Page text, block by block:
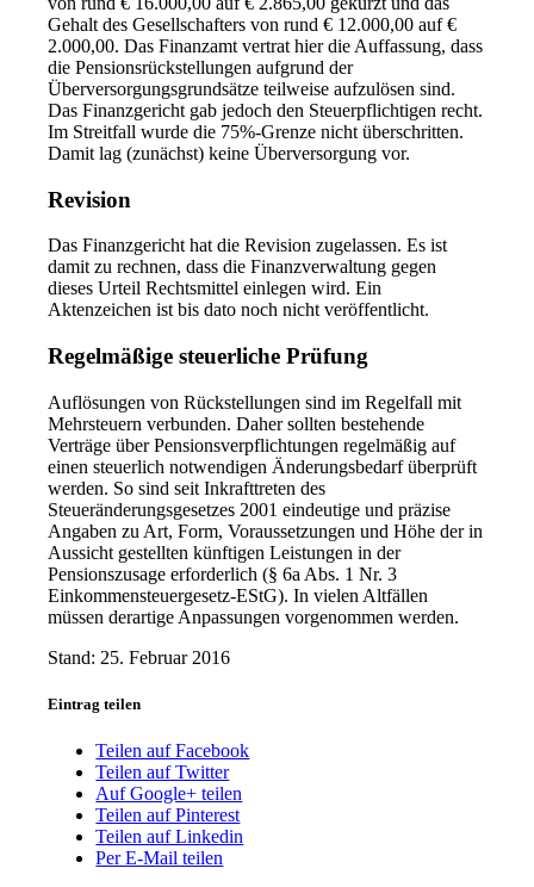
Gehalt des Gesellschafters von rund € 12.000,00 auf €
2.000,00. Das Finanzamt vertrat hier die Auffassung, dass
die Pensionsrückstellungen aufgrund der
Überversorgungsgrundsätze teilweise aufzulösen sind.
Das Finanzgericht gab jedoch den Steuerpflichtigen recht.
Im Streitfall wurde die 75%-Grenze nicht überschritten.
Damit lag (zunächst) keine Überversorgung vor.
Revision
Das Finanzgericht hat die Revision zugelassen. Es ist
damit zu rechnen, dass die Finanzverwaltung gegen
dieses Urteil Rechtsmittel einlegen wird. Ein
Aktenzeichen ist bis dato noch nicht veröffentlicht.
Regelmäßige steuerliche Prüfung
Auflösungen von Rückstellungen sind im Regelfall mit
Mehrsteuern verbunden. Daher sollten bestehende
Verträge über Pensionsverpflichtungen regelmäßig auf
einen steuerlich notwendigen Änderungsbedarf überprüft
werden. So sind seit Inkrafttreten des
Steueränderungsgesetzes 2001 eindeutige und präzise
Angaben zu Art, Form, Voraussetzungen und Höhe der in
Aussicht gestellten künftigen Leistungen in der
Pensionszusage erforderlich (§ 6a Abs. 1 Nr. 3
Einkommensteuergesetz-EStG). In vielen Altfällen
müssen derartige Anpassungen vorgenommen werden.
Stand: 25. Februar 2016
Eintrag teilen
Teilen auf Facebook
Teilen auf Twitter
Auf Google+ teilen
Teilen auf Pinterest
Teilen auf Linkedin
Per E-Mail teilen